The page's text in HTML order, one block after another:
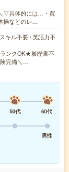
▽具体的には…・買
操などのレ…
キル不要 / 英語力不
ンクOK★履歴書不
完備＼…
50代
60代
男性